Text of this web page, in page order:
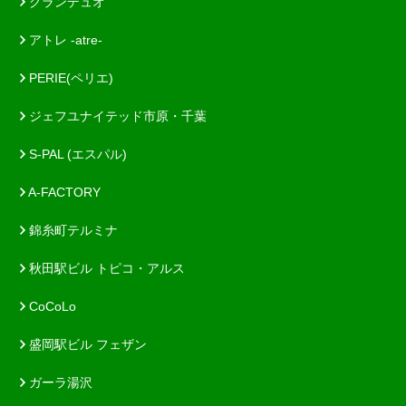
アトレ -atre-
PERIE(ペリエ)
ジェフユナイテッド市原・千葉
S-PAL (エスパル)
A-FACTORY
錦糸町テルミナ
秋田駅ビル トピコ・アルス
CoCoLo
盛岡駅ビル フェザン
ガーラ湯沢